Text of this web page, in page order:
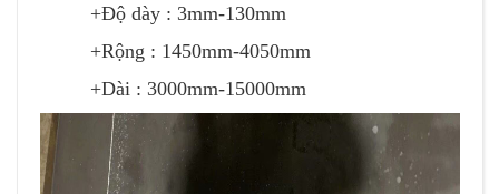
+Độ dày : 3mm-130mm
+Rộng : 1450mm-4050mm
+Dài : 3000mm-15000mm